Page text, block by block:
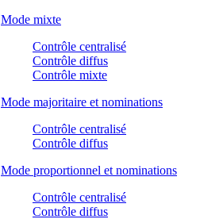
Mode mixte
Contrôle centralisé
Contrôle diffus
Contrôle mixte
Mode majoritaire et nominations
Contrôle centralisé
Contrôle diffus
Mode proportionnel et nominations
Contrôle centralisé
Contrôle diffus